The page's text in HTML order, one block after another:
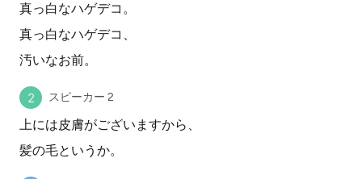
真っ白なハゲデコ。
真っ白なハゲデコ、
汚いなお前。
スピーカー 2
上には皮膚がございますから、
髪の毛というか。